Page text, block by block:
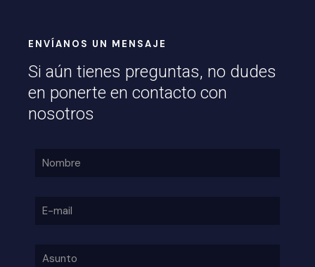
ENVÍANOS UN MENSAJE
Si aún tienes preguntas, no dudes
en ponerte en contacto con
nosotros